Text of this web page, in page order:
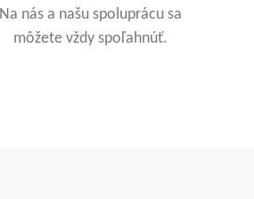
Na nás a našu spoluprácu sa
môžete vždy spoľahnúť.